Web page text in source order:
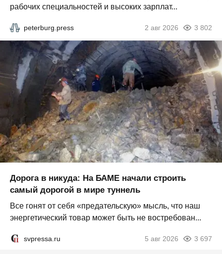
рабочих специальностей и высоких зарплат...
peterburg.press 2 авг 2026 3 802
Дорога в никуда: На БАМЕ начали строить
самый дорогой в мире туннель
Все гонят от себя «предательскую» мысль, что наш
энергетический товар может быть не востребован...
svpressa.ru 5 авг 2026 3 697